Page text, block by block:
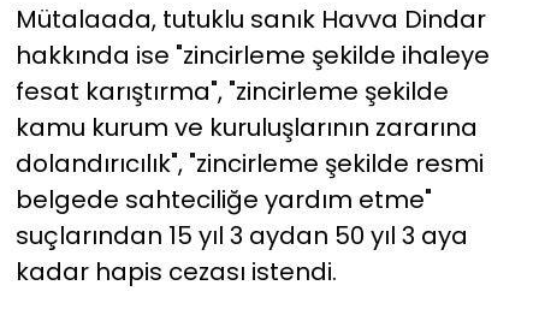
Mütalaada, tutuklu sanık Havva Dindar
hakkında ise "zincirleme şekilde ihaleye
fesat karıştırma", "zincirleme şekilde
kamu kurum ve kuruluşlarının zararına
dolandırıcılık", "zincirleme şekilde resmi
belgede sahteciliğe yardım etme"
suçlarından 15 yıl 3 aydan 50 yıl 3 aya
kadar hapis cezası istendi.